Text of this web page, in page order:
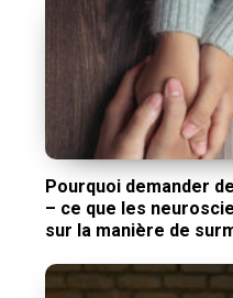
Pourquoi demander
– ce que les
sur la manière de